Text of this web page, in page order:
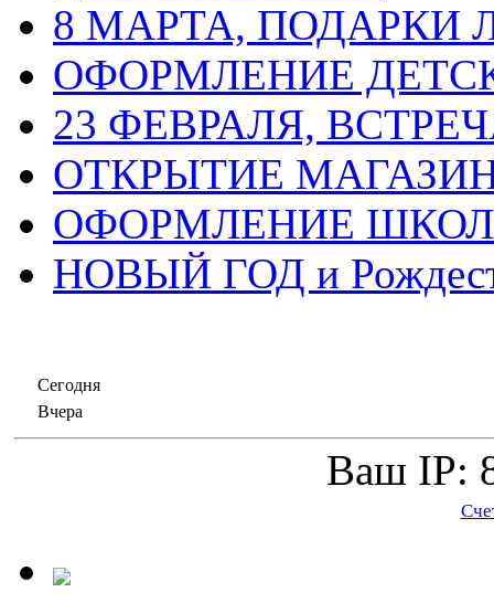
8 МАРТА,
ОФОРМЛЕНИЕ
23 ФЕВРАЛЯ,
ОТКРЫТИЕ
ОФОРМЛЕНИЕ
НОВЫЙ ГОД и
Сегодня
Вчера
Ваш IP: